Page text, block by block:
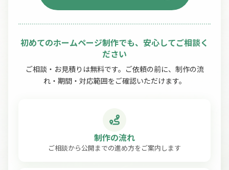
初めてのホームページ制作でも、安心してご相談く
ださい
ご相談・お見積りは無料です。ご依頼の前に、制作の流
れ・期間・対応範囲をご確認いただけます。
制作の流れ
ご相談から公開までの進め方をご案内します